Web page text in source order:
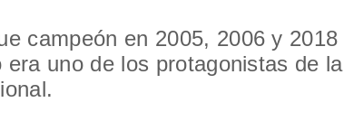
campeón en 2005, 2006 y 2018
uno de los protagonistas de la